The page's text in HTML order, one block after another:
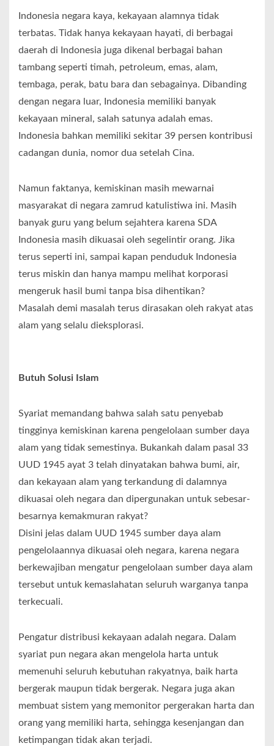
Indonesia negara kaya, kekayaan alamnya tidak
terbatas. Tidak hanya kekayaan hayati, di berbagai
daerah di Indonesia juga dikenal berbagai bahan
tambang seperti timah, petroleum, emas, alam,
tembaga, perak, batu bara dan sebagainya. Dibanding
dengan negara luar, Indonesia memiliki banyak
kekayaan mineral, salah satunya adalah emas.
Indonesia bahkan memiliki sekitar 39 persen kontribusi
cadangan dunia, nomor dua setelah Cina.
Namun faktanya, kemiskinan masih mewarnai
masyarakat di negara zamrud katulistiwa ini. Masih
banyak guru yang belum sejahtera karena SDA
Indonesia masih dikuasai oleh segelintir orang. Jika
terus seperti ini, sampai kapan penduduk Indonesia
terus miskin dan hanya mampu melihat korporasi
mengeruk hasil bumi tanpa bisa dihentikan?
Masalah demi masalah terus dirasakan oleh rakyat atas
alam yang selalu dieksplorasi.
Butuh Solusi Islam
Syariat memandang bahwa salah satu penyebab
tingginya kemiskinan karena pengelolaan sumber daya
alam yang tidak semestinya. Bukankah dalam pasal 33
UUD 1945 ayat 3 telah dinyatakan bahwa bumi, air,
dan kekayaan alam yang terkandung di dalamnya
dikuasai oleh negara dan dipergunakan untuk sebesar-
besarnya kemakmuran rakyat?
Disini jelas dalam UUD 1945 sumber daya alam
pengelolaannya dikuasai oleh negara, karena negara
berkewajiban mengatur pengelolaan sumber daya alam
tersebut untuk kemaslahatan seluruh warganya tanpa
terkecuali.
Pengatur distribusi kekayaan adalah negara. Dalam
syariat pun negara akan mengelola harta untuk
memenuhi seluruh kebutuhan rakyatnya, baik harta
bergerak maupun tidak bergerak. Negara juga akan
membuat sistem yang memonitor pergerakan harta dan
orang yang memiliki harta, sehingga kesenjangan dan
ketimpangan tidak akan terjadi.